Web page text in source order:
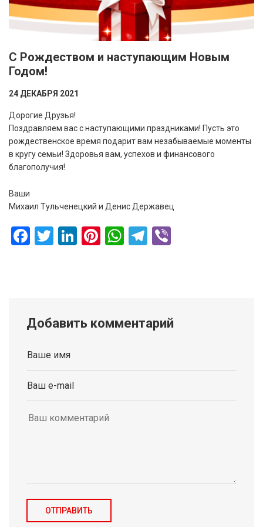
С Рождеством и наступающим Новым
Годом!
24 ДЕКАБРЯ 2021
Дорогие Друзья!
Поздравляем вас с наступающими праздниками! Пусть это
рождественское время подарит вам незабываемые моменты
в кругу семьи! Здоровья вам, успехов и финансового
благополучия!
Ваши
Михаил Тульченецкий и Денис Державец
Facebook
Twitter
LinkedIn
Pinterest
WhatsApp
Telegram
Добавить комментарий